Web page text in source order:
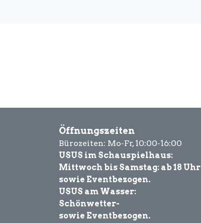
Öffnungszeiten
Bürozeiten: Mo-Fr, 10:00-16:00
USUS im Schauspielhaus:
Mittwoch bis Samstag: ab 18 Uhr
sowie Eventbezogen.
USUS am Wasser:
Schönwetter-
sowie Eventbezogen.